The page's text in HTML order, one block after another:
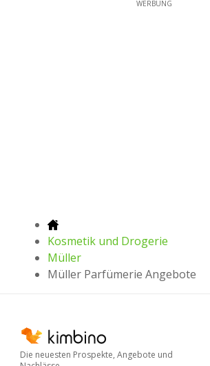
WERBUNG
Kosmetik und Drogerie
Müller
Müller Parfümerie Angebote
Die neuesten Prospekte, Angebote und